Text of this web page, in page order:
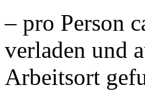
– pro Person
verladen und
Arbeitsort